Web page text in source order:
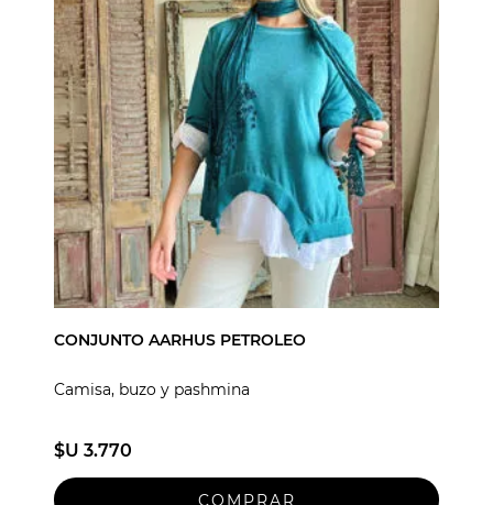
CONJUNTO AARHUS PETROLEO
Camisa, buzo y pashmina
$U 3.770